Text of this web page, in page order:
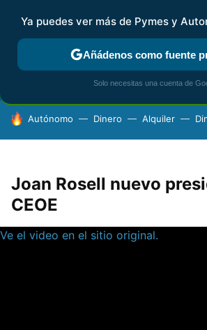
FISCALIDAD Y CONTABILIDAD KIT
HOY SE HABLA DE
Autónomo Dinero Alquiler
Joan Rosell nuevo
CEOE
Ve el video en el sitio original.
Ya puedes ver más de Pymes y
Añádenos como fuente
Solo necesitas una cuenta de